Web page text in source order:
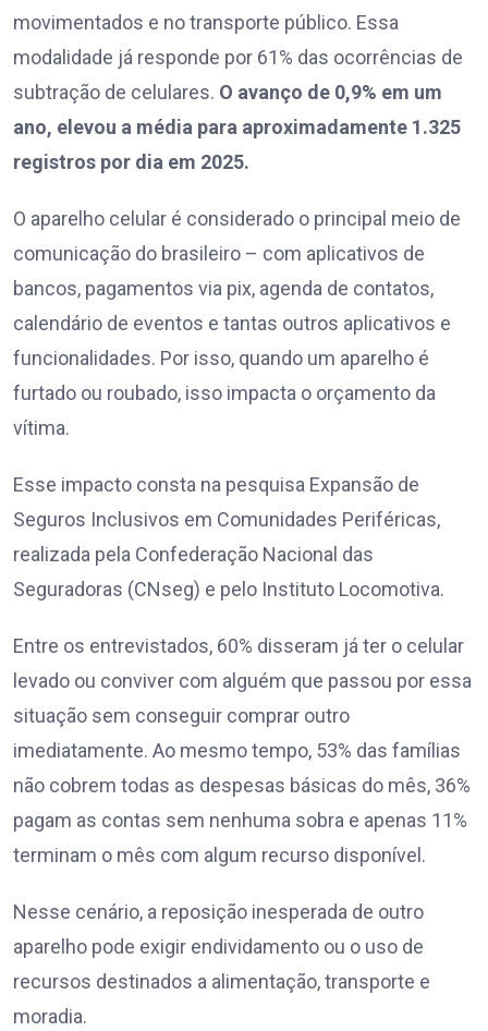
movimentados e no transporte público. Essa
modalidade já responde por 61% das ocorrências de
subtração de celulares. O avanço de 0,9% em um
ano, elevou a média para aproximadamente 1.325
registros por dia em 2025.
O aparelho celular é considerado o principal meio de
comunicação do brasileiro – com aplicativos de
bancos, pagamentos via pix, agenda de contatos,
calendário de eventos e tantas outros aplicativos e
funcionalidades. Por isso, quando um aparelho é
furtado ou roubado, isso impacta o orçamento da
vítima.
Esse impacto consta na pesquisa Expansão de
Seguros Inclusivos em Comunidades Periféricas,
realizada pela Confederação Nacional das
Seguradoras (CNseg) e pelo Instituto Locomotiva.
Entre os entrevistados, 60% disseram já ter o celular
levado ou conviver com alguém que passou por essa
situação sem conseguir comprar outro
imediatamente. Ao mesmo tempo, 53% das famílias
não cobrem todas as despesas básicas do mês, 36%
pagam as contas sem nenhuma sobra e apenas 11%
terminam o mês com algum recurso disponível.
Nesse cenário, a reposição inesperada de outro
aparelho pode exigir endividamento ou o uso de
recursos destinados a alimentação, transporte e
moradia.